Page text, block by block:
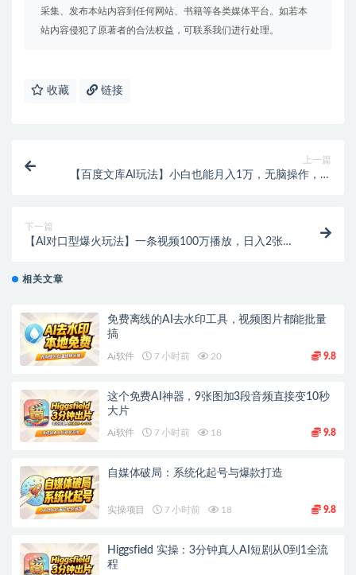
采集、发布本站内容到任何网站、书籍等各类媒体平台。如若本
站内容侵犯了原著者的合法权益，可联系我们进行处理。
收藏 链接
上一篇
【百度文库AI玩法】小白也能月入1万，无脑操作，长
下一篇
【AI对口型爆火玩法】一条视频100万播放，日入2张矩
相关文章
免费离线的AI去水印工具，视频图片都能批量
搞
Ai软件 7 小时前 20 9.8
这个免费AI神器，9张图加3段音频直接变10秒
大片
Ai软件 7 小时前 18 9.8
自媒体破局：系统化起号与爆款打造
实操项目 7 小时前 18 9.8
Higgsfield 实操：3分钟真人AI短剧从0到1全流
程